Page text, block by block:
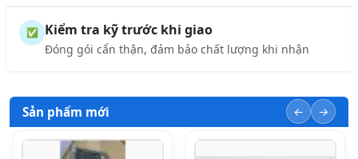
✅ Kiểm tra kỹ trước khi giao
Đóng gói cẩn thận, đảm bảo chất lượng khi nhận
Sản phẩm mới